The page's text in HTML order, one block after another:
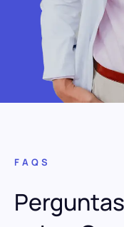
FAQS